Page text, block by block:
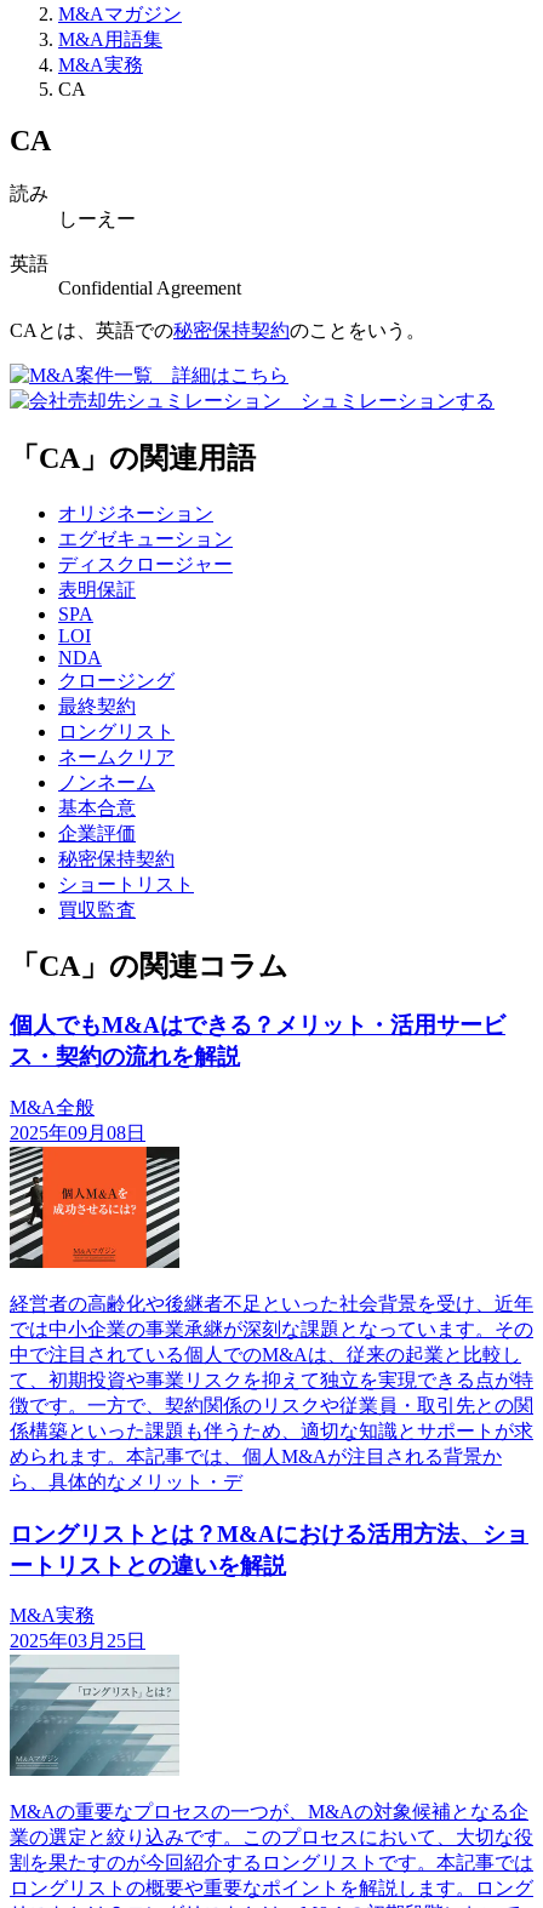
M&Aマガジン
M&A用語集
M&A実務
CA
CA
読み
しーえー
英語
Confidential Agreement
CAとは、英語での秘密保持契約のことをいう。
「CA」の関連用語
オリジネーション
エグゼキューション
ディスクロージャー
表明保証
SPA
LOI
NDA
クロージング
最終契約
ロングリスト
ネームクリア
ノンネーム
基本合意
企業評価
秘密保持契約
ショートリスト
買収監査
「CA」の関連コラム
個人でもM&Aはできる？メリット・活用サービ
ス・契約の流れを解説
M&A全般
2025年09月08日
経営者の高齢化や後継者不足といった社会背景を受け、近年
では中小企業の事業承継が深刻な課題となっています。その
中で注目されている個人でのM&Aは、従来の起業と比較し
て、初期投資や事業リスクを抑えて独立を実現できる点が特
徴です。一方で、契約関係のリスクや従業員・取引先との関
係構築といった課題も伴うため、適切な知識とサポートが求
められます。本記事では、個人M&Aが注目される背景か
ら、具体的なメリット・デ
ロングリストとは？M&Aにおける活用方法、ショ
ートリストとの違いを解説
M&A実務
2025年03月25日
M&Aの重要なプロセスの一つが、M&Aの対象候補となる企
業の選定と絞り込みです。このプロセスにおいて、大切な役
割を果たすのが今回紹介するロングリストです。本記事では
ロングリストの概要や重要なポイントを解説します。ロング